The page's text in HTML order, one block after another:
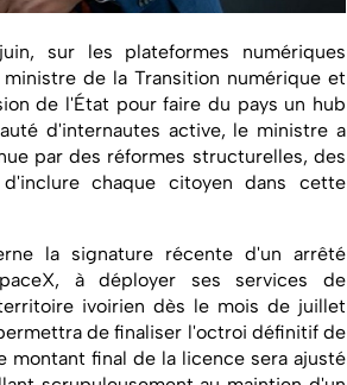
sur les plateformes numériques
de la Transition numérique et
de l'État pour faire du pays un hub
d'internautes active, le ministre a
par des réformes structurelles, des
chaque citoyen dans cette
la signature récente d'un arrêté
à déployer ses services de
ivoirien dès le mois de juillet
de finaliser l'octroi définitif de
montant final de la licence sera ajusté